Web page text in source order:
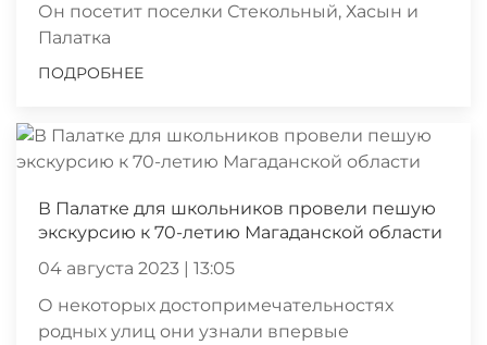
Он посетит поселки Стекольный, Хасын и
Палатка
ПОДРОБНЕЕ
В Палатке для школьников провели пешую
экскурсию к 70-летию Магаданской области
04 августа 2023 | 13:05
О некоторых достопримечательностях
родных улиц они узнали впервые